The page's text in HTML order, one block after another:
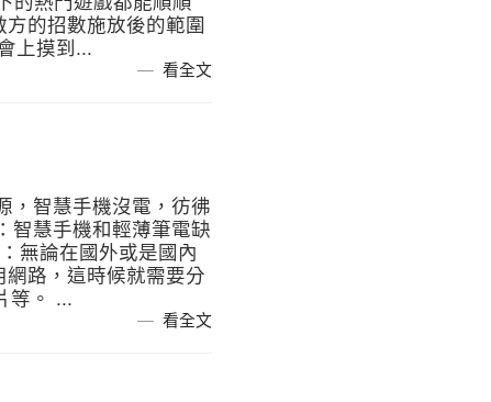
的招數施放後的範圍
上摸到...
看全文
，智慧手機沒電，彷彿
智慧手機和輕薄筆電缺
無論在國外或是國內
路，這時候就需要分
等。 ...
看全文